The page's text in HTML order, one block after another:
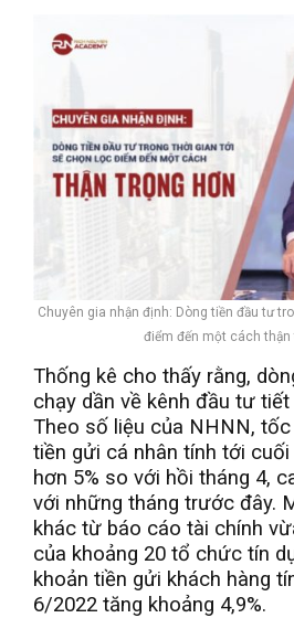
Chuyên gia nhận định: Dòng tiền đầu tư
điểm đến một cách thận
Thống kê cho thấy rằng,
chạy dần về kênh đầu tư
Theo số liệu của NHNN,
tiền gửi cá nhân tính tới
hơn 5% so với hồi tháng 4,
với những tháng trước đây.
khác từ báo cáo tài chính
của khoảng 20 tổ chức tín
khoản tiền gửi khách hàng
6/2022 tăng khoảng 4,9%.